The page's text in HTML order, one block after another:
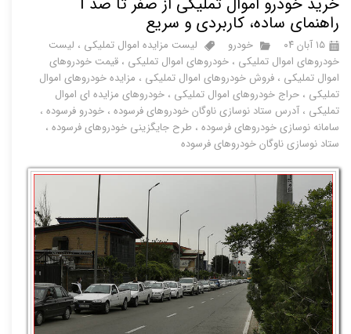
راهنمای ساده، کاربردی و سریع
۱۵ آبان ۰۴ خودرو لیست مزایده اموال تملیکی ، لیست
خودروهای اموال تملیکی ،خودروهای اموال تملیکی ،قیمت خودروهای
اموال تملیکی ،فروش خودروهای اموال تملیکی ، مزایده خودروهای اموال
تملیکی ،حراج خودروهای اموال تملیکی ،خودروهای مزایده ای اموال
تملیکی ،آدرس ستاد نوسازی ناوگان خودروهای فرسوده ،خودرو فرسوده ،
سامانه نوسازی خودروهای فرسوده ، طرح جایگزینی خودروهای فرسوده ،
ستاد نوسازی ناوگان خودروهای فرسوده